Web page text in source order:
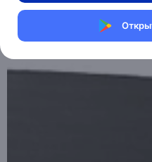
Магазин Help Dell/HP
Артикул: Brocade-248